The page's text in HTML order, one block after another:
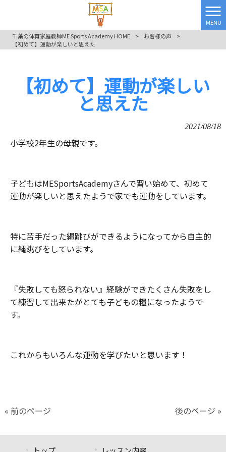
MENU
千葉の体育家庭教師ME Sports Academy HOME
> お客様の声
>
【初めて】運動が楽しいと思えた
【初めて】運動が楽しい
と思えた
2021/08/18
小学校2年生の母親です。
子どもはMESportsAcademyさんで習い始めて、初めて
運動が楽しいと思えたようで家でも運動をしています。
特に苦手だった縄跳びができるようになってから自主的
に縄跳びをしています。
『失敗しても怒られない』経験ができたくさん失敗をし
て練習して出来たがとても子どもの糧になったようで
す。
これからもいろんな運動を学びたいと思います！
« 前のページ 後のページ »